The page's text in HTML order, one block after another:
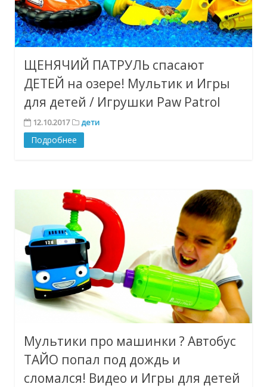
ЩЕНЯЧИЙ ПАТРУЛЬ спасают
ДЕТЕЙ на озере! Мультик и Игры
для детей / Игрушки Paw Patrol
12.10.2017 дети
Подробнее
Мультики про машинки ? Автобус
ТАЙО попал под дождь и
сломался! Видео и Игры для детей